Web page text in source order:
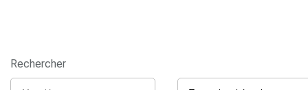
Rechercher